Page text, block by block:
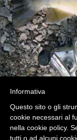
Informativa
Questo sito o gli
cookie necessari al
nella cookie policy.
tutti o ad alcuni